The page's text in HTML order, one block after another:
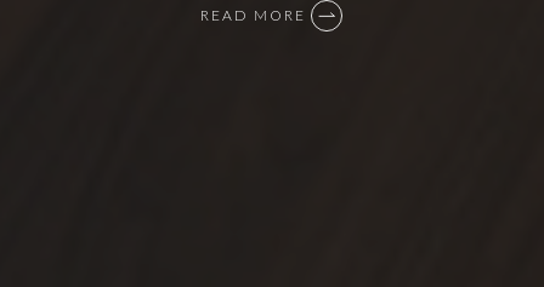
READ MORE